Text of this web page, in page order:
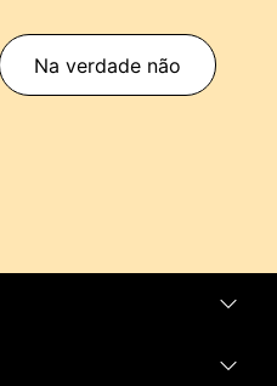
Na verdade não